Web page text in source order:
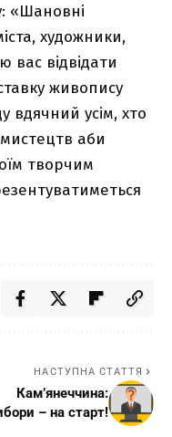
«Шановні
художники,
вас відвідати
живопису
вдячний усім, хто
мистецтв аби
творчим
НАСТУПНА СТАТТЯ
Кам’янеччина:
– на старт!